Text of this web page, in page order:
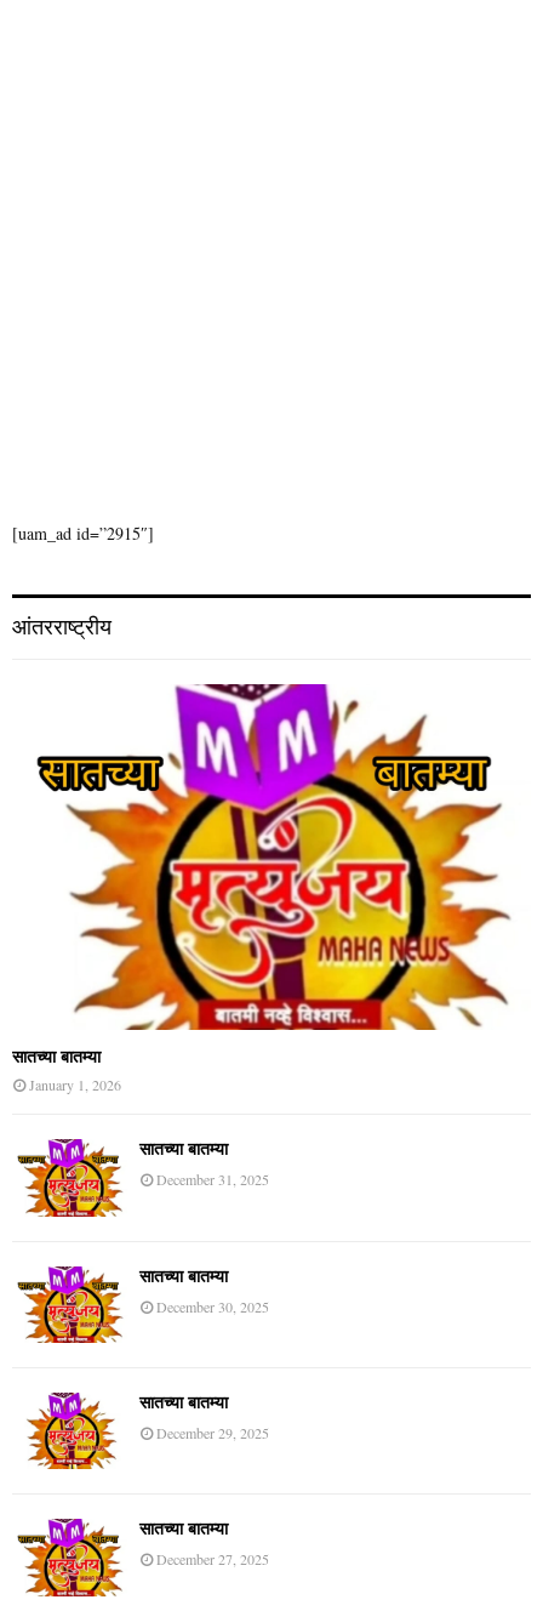
[uam_ad id=”2915″]
आंतरराष्ट्रीय
सातच्या बातम्या
January 1, 2026
सातच्या बातम्या
December 31, 2025
सातच्या बातम्या
December 30, 2025
सातच्या बातम्या
December 29, 2025
सातच्या बातम्या
December 27, 2025